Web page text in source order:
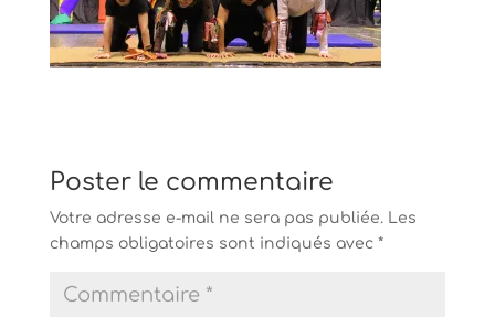
Poster le commentaire
Votre adresse e-mail ne sera pas publiée. Les
champs obligatoires sont indiqués avec *